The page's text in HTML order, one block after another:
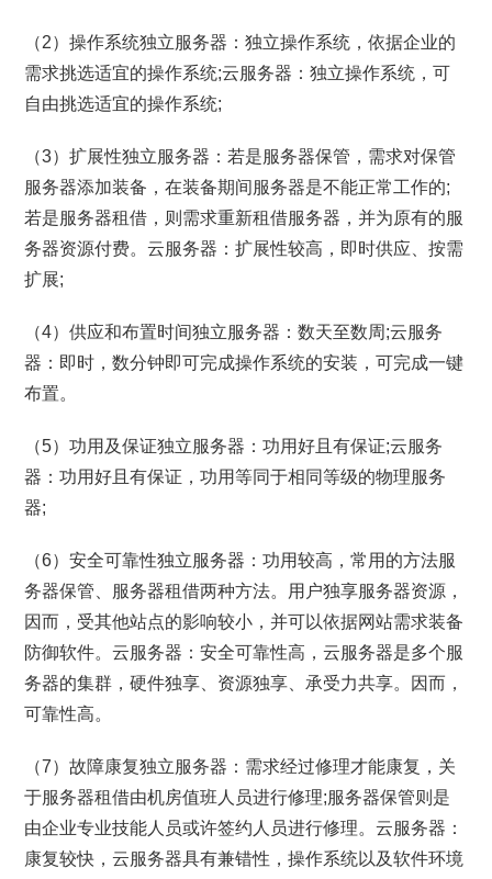
（2）操作系统独立服务器：独立操作系统，依据企业的
需求挑选适宜的操作系统;云服务器：独立操作系统，可
自由挑选适宜的操作系统;
（3）扩展性独立服务器：若是服务器保管，需求对保管
服务器添加装备，在装备期间服务器是不能正常工作的;
若是服务器租借，则需求重新租借服务器，并为原有的服
务器资源付费。云服务器：扩展性较高，即时供应、按需
扩展;
（4）供应和布置时间独立服务器：数天至数周;云服务
器：即时，数分钟即可完成操作系统的安装，可完成一键
布置。
（5）功用及保证独立服务器：功用好且有保证;云服务
器：功用好且有保证，功用等同于相同等级的物理服务
器;
（6）安全可靠性独立服务器：功用较高，常用的方法服
务器保管、服务器租借两种方法。用户独享服务器资源，
因而，受其他站点的影响较小，并可以依据网站需求装备
防御软件。云服务器：安全可靠性高，云服务器是多个服
务器的集群，硬件独享、资源独享、承受力共享。因而，
可靠性高。
（7）故障康复独立服务器：需求经过修理才能康复，关
于服务器租借由机房值班人员进行修理;服务器保管则是
由企业专业技能人员或许签约人员进行修理。云服务器：
康复较快，云服务器具有兼错性，操作系统以及软件环境